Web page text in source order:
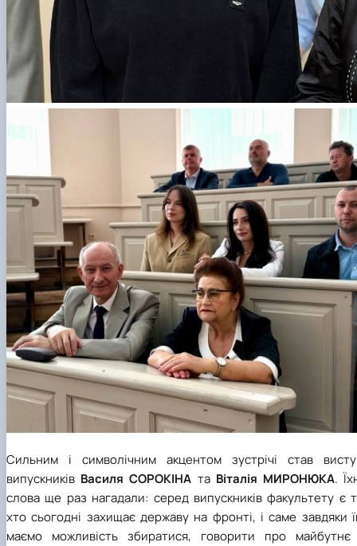
Сильним і символічним акцентом зустрічі став
випускників Василя СОРОКІНА таВіталія МИРОНЮКА.
слова ще раз нагадали: серед випускників факультету є
хто сьогодні захищає державу на фронті, і саме завдяки
маємо можливість збиратися, говорити про майбутнє